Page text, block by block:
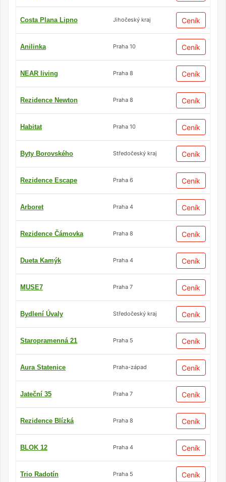
Costa Plana Lipno Jihočeský kraj Ceník
Anilinka Praha 10 Ceník
NEAR living Praha 8 Ceník
Rezidence Newton Praha 8 Ceník
Habitat Praha 10 Ceník
Byty Borovského Středočeský kraj Ceník
Rezidence Escape Praha 6 Ceník
Arboret Praha 4 Ceník
Rezidence Čámovka Praha 8 Ceník
Dueta Kamýk Praha 4 Ceník
MUSE7 Praha 7 Ceník
Bydlení Úvaly Středočeský kraj Ceník
Staropramenná 21 Praha 5 Ceník
Aura Statenice Praha-západ Ceník
Jateční 35 Praha 7 Ceník
Rezidence Blízká Praha 8 Ceník
BLOK 12 Praha 4 Ceník
Trio Radotín Praha 5 Ceník